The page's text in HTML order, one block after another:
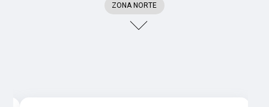
ZONA NORTE